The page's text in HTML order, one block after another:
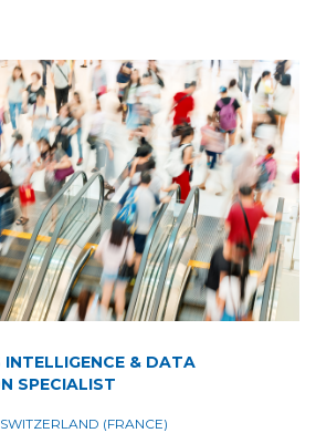
INTELLIGENCE & DATA
SPECIALIST
(FRANCE)